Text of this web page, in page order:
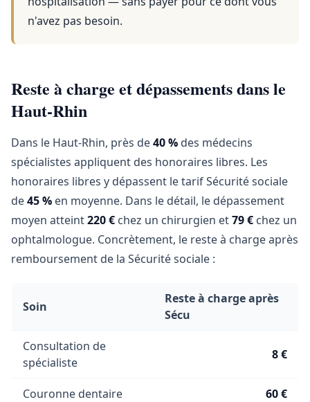
n'avez pas besoin.
Reste à charge et dépassements dans le
Haut-Rhin
Dans le Haut-Rhin, près de40 % des médecins
spécialistes appliquent des honoraires libres. Les
honoraires libres y dépassent le tarif Sécurité sociale
de45 % en moyenne. Dans le détail, le dépassement
moyen atteint220 € chez un chirurgien et79 € chez un
ophtalmologue. Concrètement, le reste à charge après
remboursement de la Sécurité sociale :
Soin
Reste à charge après
Sécu
Consultation de
spécialiste
8 €
Couronne dentaire 60 €